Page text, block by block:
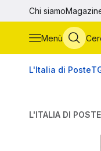
Vai al contenuto
Chi siamo
Menù
L'Italia di Poste
L'ITALIA DI POSTE